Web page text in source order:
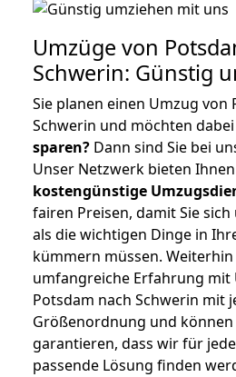
Umzüge von
Schwerin: Günstig
Sie planen einen Umzug von
Schwerin und möchten
sparen? Dann sind Sie bei
Unser Netzwerk bieten Ihnen
kostengünstige
fairen Preisen, damit Sie
als die wichtigen Dinge in
kümmern müssen.
umfangreiche Erfahrung mit
Potsdam nach Schwerin mit
Größenordnung und
garantieren, dass wir für
passende Lösung finden